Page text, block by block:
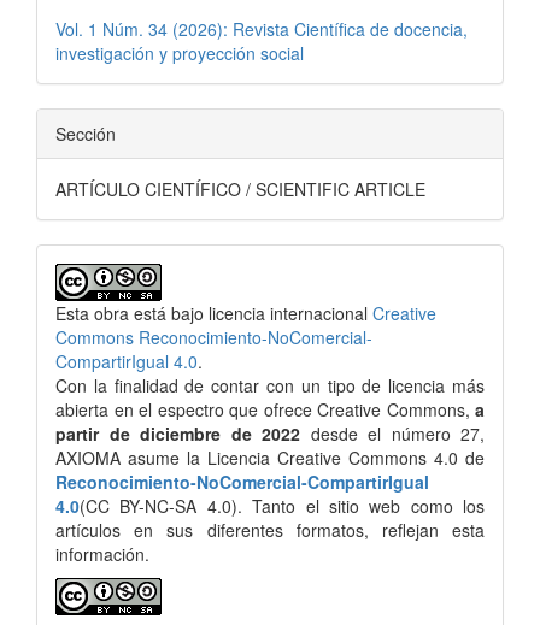
Vol. 1 Núm. 34 (2026): Revista Científica de docencia,
investigación y proyección social
Sección
ARTÍCULO CIENTÍFICO / SCIENTIFIC ARTICLE
Esta obra está bajo licencia internacional Creative
Commons Reconocimiento-NoComercial-
CompartirIgual 4.0.
Con la finalidad de contar con un tipo de licencia más
abierta en el espectro que ofrece Creative Commons, a
partir de diciembre de 2022 desde el número 27,
AXIOMA asume la Licencia Creative Commons 4.0 de
Reconocimiento-NoComercial-CompartirIgual
4.0(CC BY-NC-SA 4.0). Tanto el sitio web como los
artículos en sus diferentes formatos, reflejan esta
información.